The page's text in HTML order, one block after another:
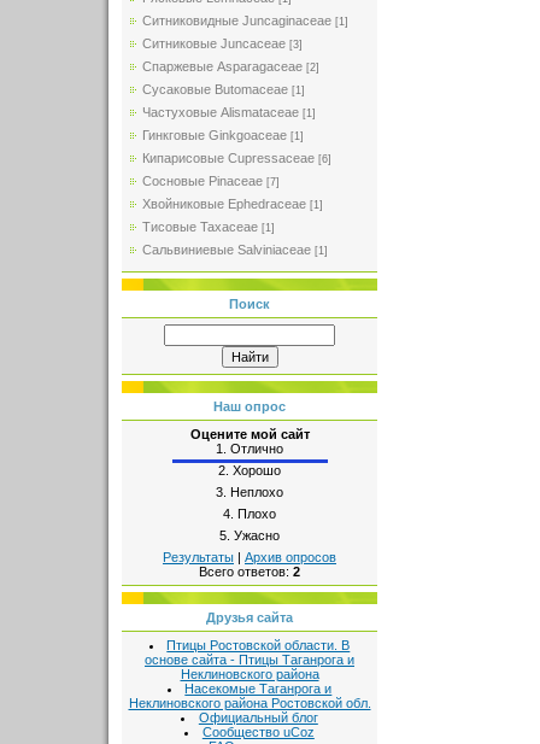
Ситниковидные Juncaginaceae [1]
Ситниковые Juncaceae [3]
Спаржевые Asparagaceae [2]
Сусаковые Butomaceae [1]
Частуховые Alismataceae [1]
Гинкговые Ginkgoaceae [1]
Кипарисовые Cupressaceae [6]
Сосновые Pinaceae [7]
Хвойниковые Ephedraceae [1]
Тисовые Taxaceae [1]
Сальвиниевые Salviniaceae [1]
Поиск
Наш опрос
Оцените мой сайт
1. Отлично
2. Хорошо
3. Неплохо
4. Плохо
5. Ужасно
Результаты | Архив опросов
Всего ответов: 2
Друзья сайта
Птицы Ростовской области. В
основе сайта - Птицы Таганрога и
Неклиновского района
Насекомые Таганрога и
Неклиновского района Ростовской обл.
Официальный блог
Сообщество uCoz